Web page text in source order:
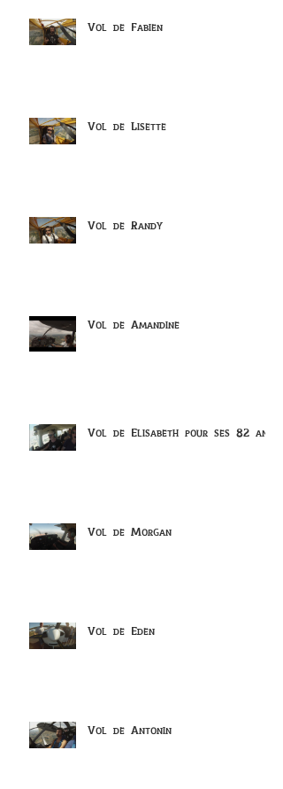
Vol de Fabien
Vol de Lisette
Vol de Randy
Vol de Amandine
Vol de Elisabeth pour ses 82 ans
Vol de Morgan
Vol de Eden
Vol de Antonin